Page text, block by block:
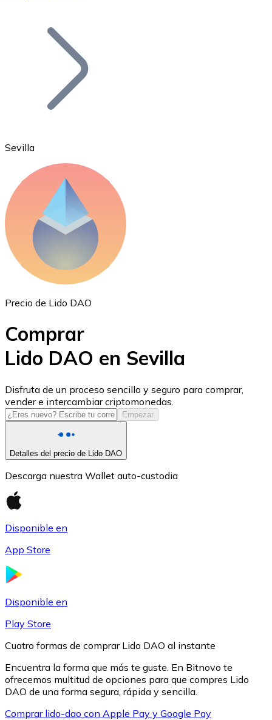
Bitcoin
Ethereum
ETH
USD Coin
USDC
Sevilla
Precio de Lido DAO
Comprar
Lido DAO en Sevilla
Disfruta de un proceso sencillo y seguro para comprar,
vender e intercambiar criptomonedas.
Empezar
Detalles del precio de Lido DAO
Descarga nuestra Wallet auto-custodia
Disponible en
App Store
Disponible en
Play Store
Cuatro formas de comprar Lido DAO al instante
Encuentra la forma que más te guste. En Bitnovo te
ofrecemos multitud de opciones para que compres Lido
DAO de una forma segura, rápida y sencilla.
Comprar lido-dao con Apple Pay y Google Pay